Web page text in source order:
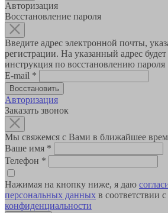
Авторизация
Восстановление пароля
Введите адрес электронной почты,
регистрации. На указанный адрес будет
инструкция по восстановлению пароля
E-mail *
Авторизация
Заказать звонок
Мы свяжемся с Вами в ближайшее
Ваше имя *
Телефон *
Нажимая на кнопку ниже, я даю
персональных данных в соответствии с
конфиденциальности